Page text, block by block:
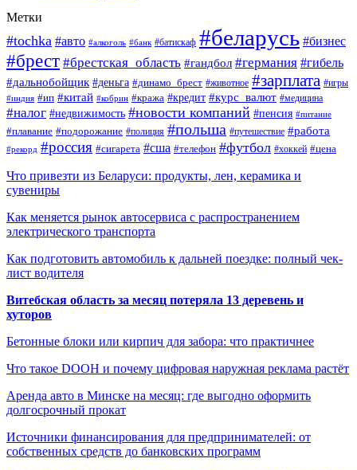
Метки
#tochka #авто #алкоголь #банк #батискаф #беларусь #бизнес
#брест #брестская_область #гандбол #германия #гибель
#дальнобойщик #деньга #динамо_брест #животное #зарплата #игры
#индия #ип #китай #кобрин #кража #кредит #курс_валют #медицина
#налог #недвижимость #новости компаний #пенсия #питание
#плавание #подорожание #полиция #польша #путешествие #работа
#рекорд #россия #сигарета #сша #телефон #футбол #хоккей #цена
Что привезти из Беларуси: продукты, лен, керамика и
сувениры
Как меняется рынок автосервиса с распространением
электрического транспорта
Как подготовить автомобиль к дальней поездке: полный чек-
лист водителя
Витебская область за месяц потеряла 13 деревень и
хуторов
Бетонные блоки или кирпич для забора: что практичнее
Что такое DOOH и почему цифровая наружная реклама растёт
Аренда авто в Минске на месяц: где выгодно оформить
долгосрочный прокат
Источники финансирования для предпринимателей: от
собственных средств до банковских программ